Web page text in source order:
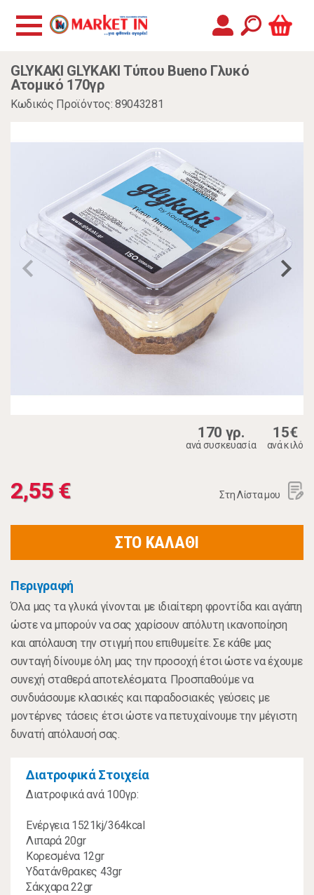
GLYKAKI GLYKAKI Τύπου Bueno Γλυκό
Ατομικό 170γρ
Κωδικός Προϊόντος: 89043281
170 γρ.
ανά συσκευασία
15€
ανά κιλό
2,55 € Στη Λίστα μου
ΣΤΟ ΚΑΛΑΘΙ
Περιγραφή
Όλα μας τα γλυκά γίνονται με ιδιαίτερη φροντίδα και αγάπη
ώστε να μπορούν να σας χαρίσουν απόλυτη ικανοποίηση
και απόλαυση την στιγμή που επιθυμείτε. Σε κάθε μας
συνταγή δίνουμε όλη μας την προσοχή έτσι ώστε να έχουμε
συνεχή σταθερά αποτελέσματα. Προσπαθούμε να
συνδυάσουμε κλασικές και παραδοσιακές γεύσεις με
μοντέρνες τάσεις έτσι ώστε να πετυχαίνουμε την μέγιστη
δυνατή απόλαυσή σας.
Διατροφικά Στοιχεία
Διατροφικά ανά 100γρ:
Ενέργεια 1521kj/364kcal
Λιπαρά 20gr
Κορεσμένα 12gr
Υδατάνθρακες 43gr
Σάκχαρα 22gr